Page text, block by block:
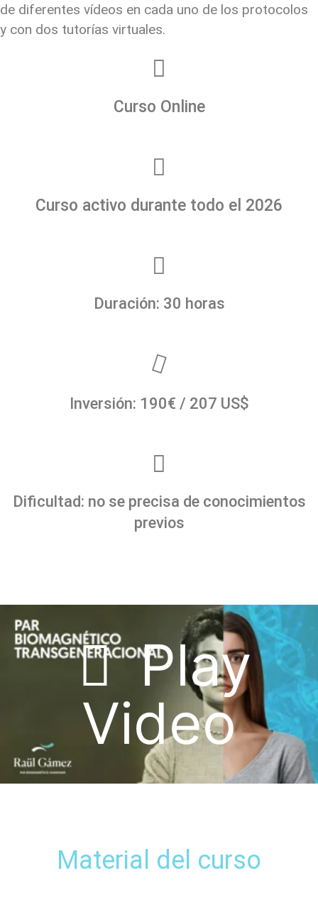
de diferentes vídeos en cada uno de los protocolos
y con dos tutorías virtuales.
Curso Online
Curso activo durante todo el 2026
Duración: 30 horas
Inversión: 190€ / 207 US$
Dificultad: no se precisa de conocimientos
previos
Play
Video
Material del curso